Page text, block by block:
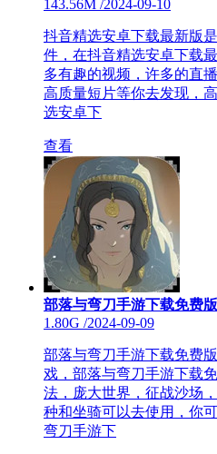
143.56M /2024-09-10
抖音精选安卓下载最新版
件，在抖音精选安卓下载
多有趣的视频，许多的直
高质量短片等你去发现，
选安卓下
查看
部落与弯刀手游下载免费版
1.80G /2024-09-09
部落与弯刀手游下载免费
戏，部落与弯刀手游下载
法，庞大世界，征战沙场
种和坐骑可以去使用，你
弯刀手游下